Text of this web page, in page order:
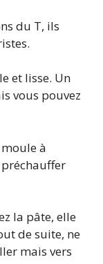
du T, ils
et lisse. Un
vous pouvez
à
la pâte, elle
de suite, ne
mais vers